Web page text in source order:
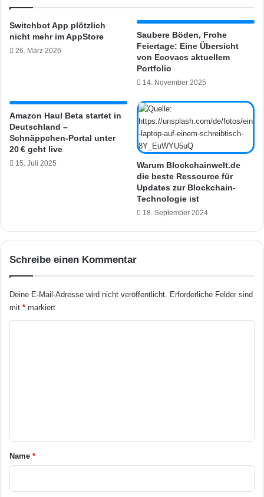
a
n
d
u
b
s
a
u
g
c
h
D
t
o
D
o
e
l
l
a
b
h
r
ä
l
Switchbot App plötzlich
nicht mehr im AppStore
26. März 2026
Saubere Böden, Frohe
Feiertage: Eine Übersicht
von Ecovacs aktuellem
Portfolio
14. November 2025
Amazon Haul Beta startet in
Deutschland –
Schnäppchen-Portal unter
20 € geht live
15. Juli 2025
Warum Blockchainwelt.de
die beste Ressource für
Updates zur Blockchain-
Technologie ist
18. September 2024
Schreibe einen Kommentar
Deine E-Mail-Adresse wird nicht veröffentlicht.
Erforderliche Felder sind
mit * markiert
aName *